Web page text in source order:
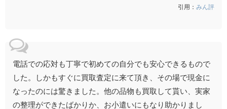
引用： みん評
電話での応対も丁寧で初めての自分でも安心できるもので
した。しかもすぐに買取査定に来て頂き、その場で現金に
なったのには驚きました。他の品物も買取して貰い、実家
の整理ができたばかりか、お小遣いにもなり助かりまし